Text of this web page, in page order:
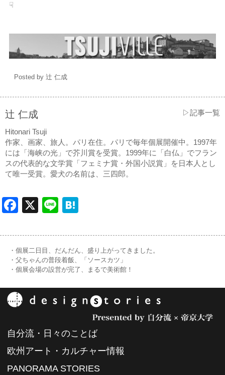
☟
Posted by 辻 仁成
辻 仁成 ▷記事一覧
Hitonari Tsuji
作家、画家、旅人。パリ在住。パリで毎年個展開催中。1997年
には「海峡の光」で芥川賞を受賞。1999年に「白仏」でフラン
スの代表的な文学賞「フェミナ賞・外国小説賞」を日本人とし
て唯一受賞。愛犬の名前は、三四郎。
Facebook
X Line
・個展二日目、だんだん、盛り上がってきました。
・父ちゃんの普段着飯、「ソースカツ」
・個展会場の設営が完了、まるで美術館！
自分流・日々のことば
欧州アート・カルチャー情報
PANORAMA STORIES